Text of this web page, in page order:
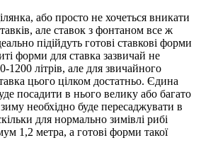
або просто не хочеться вникати
але ставок з фонтаном все ж
підійдуть готові ставкові форми
форми для ставка зазвичай не
літрів, але для звичайного
цього цілком достатньо. Єдина
посадити в нього велику або багато
необхідно буде пересаджувати в
для нормально зимівлі рибі
1,2 метра, а готові форми такої